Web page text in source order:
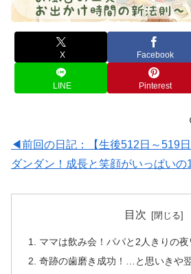
X Facebook
LINE Pinterest
◀前回の日記：【生後512日～519
ダンダン！成長と笑顔がいっぱいの
目次
ママは飲み会！パパと2人きりの
奇跡の歯磨き成功！…と思いきや